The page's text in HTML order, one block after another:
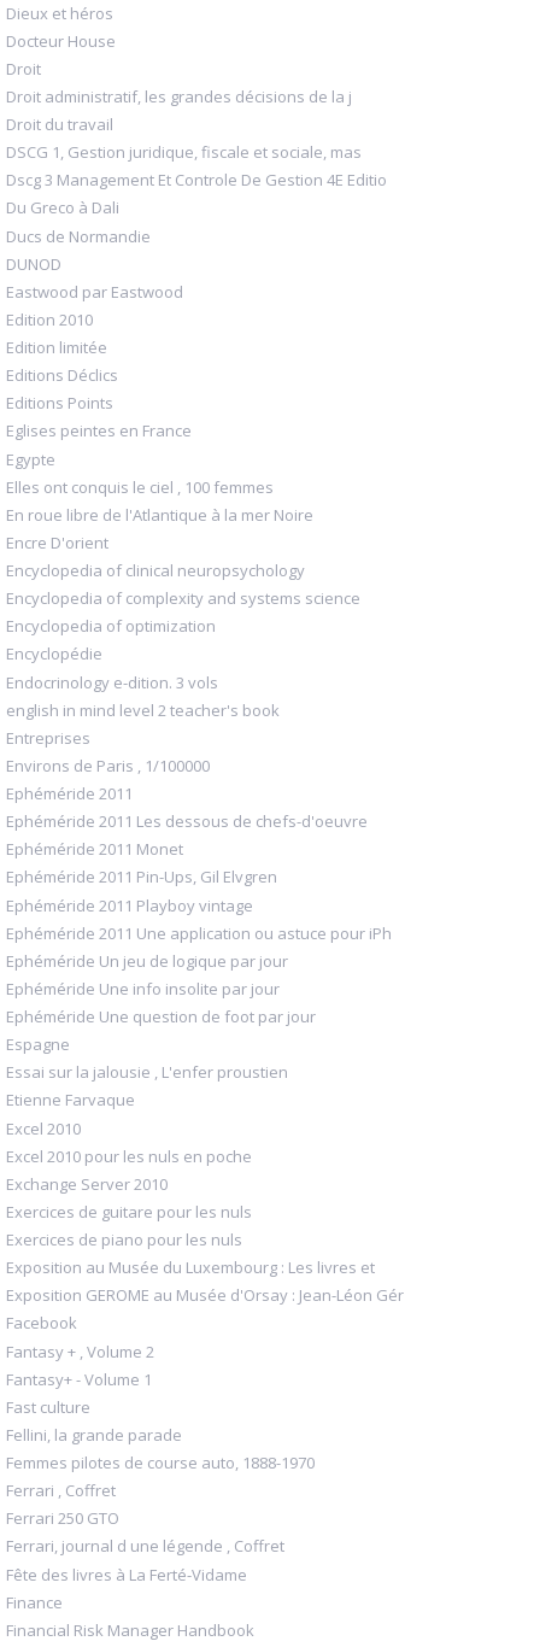
Dieux et héros
Docteur House
Droit
Droit administratif, les grandes décisions de la j
Droit du travail
DSCG 1, Gestion juridique, fiscale et sociale, mas
Dscg 3 Management Et Controle De Gestion 4E Editio
Du Greco à Dali
Ducs de Normandie
DUNOD
Eastwood par Eastwood
Edition 2010
Edition limitée
Editions Déclics
Editions Points
Eglises peintes en France
Egypte
Elles ont conquis le ciel , 100 femmes
En roue libre de l'Atlantique à la mer Noire
Encre D'orient
Encyclopedia of clinical neuropsychology
Encyclopedia of complexity and systems science
Encyclopedia of optimization
Encyclopédie
Endocrinology e-dition. 3 vols
english in mind level 2 teacher's book
Entreprises
Environs de Paris , 1/100000
Ephéméride 2011
Ephéméride 2011 Les dessous de chefs-d'oeuvre
Ephéméride 2011 Monet
Ephéméride 2011 Pin-Ups, Gil Elvgren
Ephéméride 2011 Playboy vintage
Ephéméride 2011 Une application ou astuce pour iPh
Ephéméride Un jeu de logique par jour
Ephéméride Une info insolite par jour
Ephéméride Une question de foot par jour
Espagne
Essai sur la jalousie , L'enfer proustien
Etienne Farvaque
Excel 2010
Excel 2010 pour les nuls en poche
Exchange Server 2010
Exercices de guitare pour les nuls
Exercices de piano pour les nuls
Exposition au Musée du Luxembourg : Les livres et
Exposition GEROME au Musée d'Orsay : Jean-Léon Gér
Facebook
Fantasy + , Volume 2
Fantasy+ - Volume 1
Fast culture
Fellini, la grande parade
Femmes pilotes de course auto, 1888-1970
Ferrari , Coffret
Ferrari 250 GTO
Ferrari, journal d une légende , Coffret
Fête des livres à La Ferté-Vidame
Finance
Financial Risk Manager Handbook